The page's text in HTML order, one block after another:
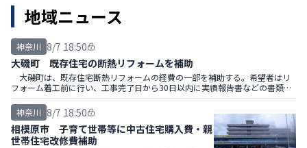
地域ニュース
神奈川 8/7 18:50
大磯町 既存住宅の断熱リフォームを補助
大磯町は、既存住宅断熱リフォームの経費の一部を補助する。希望者はリ
フォーム着工前に行い、工事完了日から30日以内に実績報告書などの書類を
提出する。
神奈川 8/7 18:50
相模原市 子育て世帯等に中古住宅購入費・親
世帯住宅改修費補助